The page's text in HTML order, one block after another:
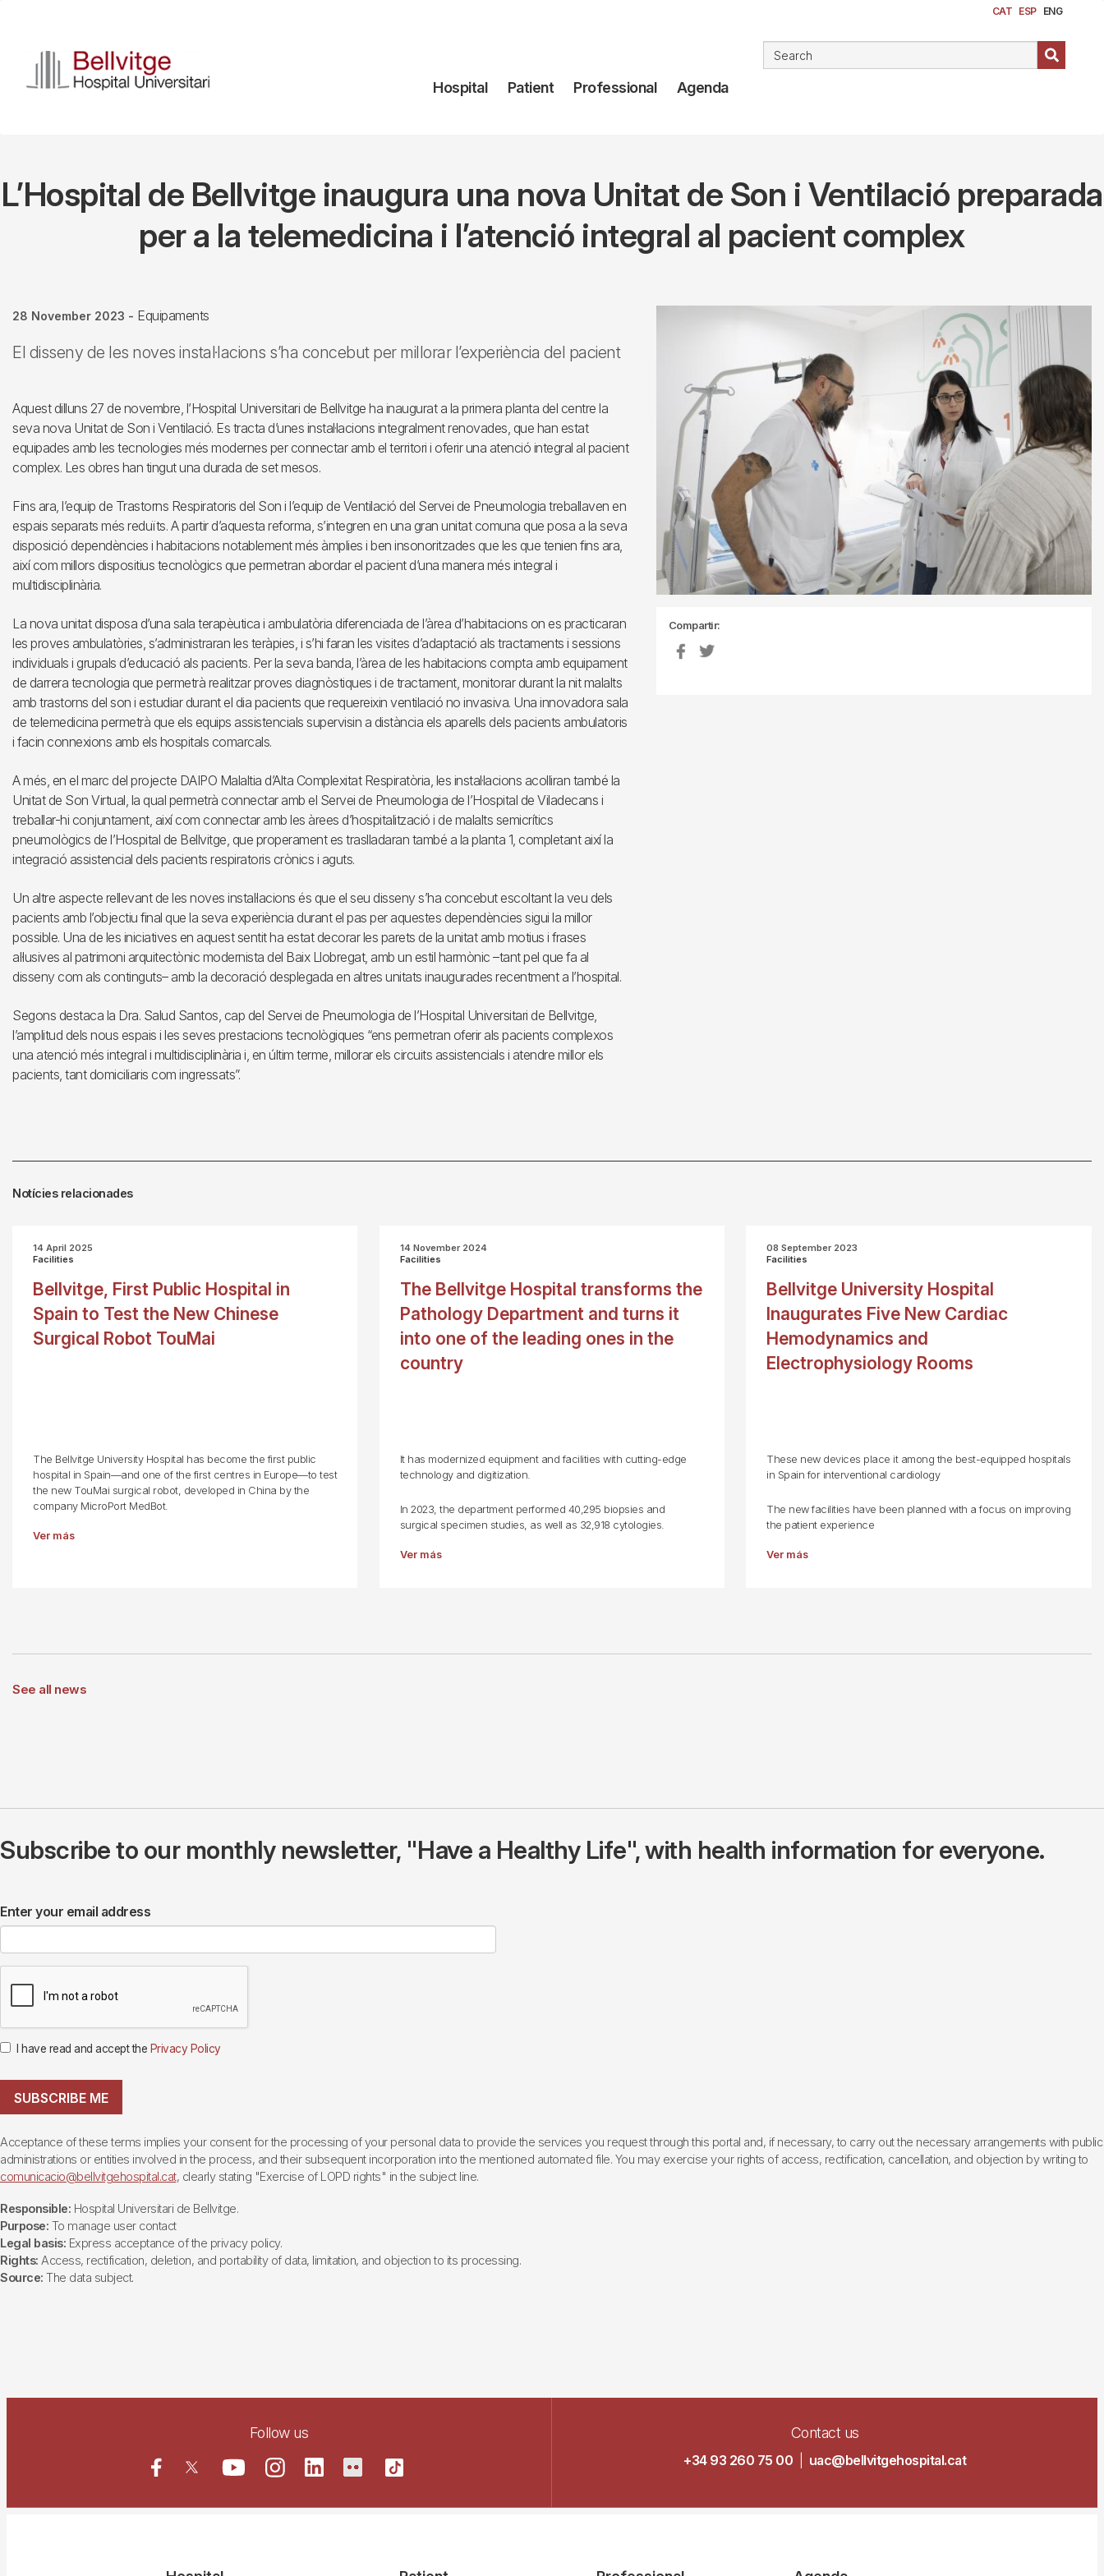
content
CAT ESP ENG
Navegación
Hospital Patient Professional Agenda
L’Hospital de Bellvitge inaugura una nova Unitat de Son i Ventilació preparada
per a la telemedicina i l’atenció integral al pacient complex
28 November 2023 - Equipaments
El disseny de les noves instal·lacions s’ha concebut per millorar l’experiència del pacient
Aquest dilluns 27 de novembre, l’Hospital Universitari de Bellvitge ha inaugurat a la primera planta del centre la
seva nova Unitat de Son i Ventilació. Es tracta d’unes instal·lacions integralment renovades, que han estat
equipades amb les tecnologies més modernes per connectar amb el territori i oferir una atenció integral al pacient
complex. Les obres han tingut una durada de set mesos.
Fins ara, l’equip de Trastorns Respiratoris del Son i l’equip de Ventilació del Servei de Pneumologia treballaven en
espais separats més reduïts. A partir d’aquesta reforma, s’integren en una gran unitat comuna que posa a la seva
disposició dependències i habitacions notablement més àmplies i ben insonoritzades que les que tenien fins ara,
així com millors dispositius tecnològics que permetran abordar el pacient d’una manera més integral i
multidisciplinària.
La nova unitat disposa d’una sala terapèutica i ambulatòria diferenciada de l’àrea d’habitacions on es practicaran
les proves ambulatòries, s’administraran les teràpies, i s’hi faran les visites d’adaptació als tractaments i sessions
individuals i grupals d’educació als pacients. Per la seva banda, l’àrea de les habitacions compta amb equipament
de darrera tecnologia que permetrà realitzar proves diagnòstiques i de tractament, monitorar durant la nit malalts
amb trastorns del son i estudiar durant el dia pacients que requereixin ventilació no invasiva. Una innovadora sala
de telemedicina permetrà que els equips assistencials supervisin a distància els aparells dels pacients ambulatoris
i facin connexions amb els hospitals comarcals.
A més, en el marc del projecte DAIPO Malaltia d’Alta Complexitat Respiratòria, les instal·lacions acolliran també la
Unitat de Son Virtual, la qual permetrà connectar amb el Servei de Pneumologia de l’Hospital de Viladecans i
treballar-hi conjuntament, així com connectar amb les àrees d’hospitalització i de malalts semicrítics
pneumològics de l’Hospital de Bellvitge, que properament es traslladaran també a la planta 1, completant així la
integració assistencial dels pacients respiratoris crònics i aguts.
Un altre aspecte rellevant de les noves instal·lacions és que el seu disseny s’ha concebut escoltant la veu dels
pacients amb l’objectiu final que la seva experiència durant el pas per aquestes dependències sigui la millor
possible. Una de les iniciatives en aquest sentit ha estat decorar les parets de la unitat amb motius i frases
al·lusives al patrimoni arquitectònic modernista del Baix Llobregat, amb un estil harmònic –tant pel que fa al
disseny com als continguts– amb la decoració desplegada en altres unitats inaugurades recentment a l’hospital.
Segons destaca la Dra. Salud Santos, cap del Servei de Pneumologia de l’Hospital Universitari de Bellvitge,
l’amplitud dels nous espais i les seves prestacions tecnològiques “ens permetran oferir als pacients complexos
una atenció més integral i multidisciplinària i, en últim terme, millorar els circuits assistencials i atendre millor els
pacients, tant domiciliaris com ingressats”.
Compartir:
Notícies relacionades
14 April 2025
Facilities
Bellvitge, First Public Hospital in
Spain to Test the New Chinese
Surgical Robot TouMai
The Bellvitge University Hospital has become the first public
hospital in Spain—and one of the first centres in Europe—to test
the new TouMai surgical robot, developed in China by the
company MicroPort MedBot.
Ver más
14 November 2024
Facilities
The Bellvitge Hospital transforms the
Pathology Department and turns it
into one of the leading ones in the
country
It has modernized equipment and facilities with cutting-edge
technology and digitization.
In 2023, the department performed 40,295 biopsies and
surgical specimen studies, as well as 32,918 cytologies.
Ver más
08 September 2023
Facilities
Bellvitge University Hospital
Inaugurates Five New Cardiac
Hemodynamics and
Electrophysiology Rooms
These new devices place it among the best-equipped hospitals
in Spain for interventional cardiology
The new facilities have been planned with a focus on improving
the patient experience
Ver más
See all news
Subscribe to our monthly newsletter, "Have a Healthy Life", with health information for everyone.
Enter your email address
I have read and accept the Privacy Policy
SUBSCRIBE ME
Acceptance of these terms implies your consent for the processing of your personal data to provide the services you request through this portal and, if necessary, to carry out the necessary arrangements with public
administrations or entities involved in the process, and their subsequent incorporation into the mentioned automated file. You may exercise your rights of access, rectification, cancellation, and objection by writing to
comunicacio@bellvitgehospital.cat, clearly stating "Exercise of LOPD rights" in the subject line.
Responsible: Hospital Universitari de Bellvitge.
Purpose: To manage user contact
Legal basis: Express acceptance of the privacy policy.
Rights: Access, rectification, deletion, and portability of data, limitation, and objection to its processing.
Source: The data subject.
Follow us Contact us
+34 93 260 75 00 uac@bellvitgehospital.cat